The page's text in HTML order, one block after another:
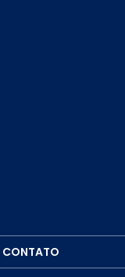
CONTATO